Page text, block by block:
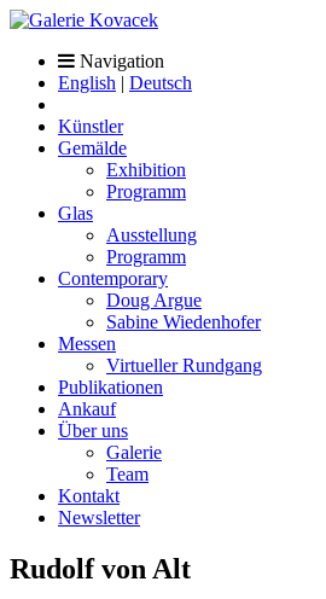
Navigation
English | Deutsch
Künstler
Gemälde
Exhibition
Programm
Glas
Ausstellung
Programm
Contemporary
Doug Argue
Sabine Wiedenhofer
Messen
Virtueller Rundgang
Publikationen
Ankauf
Über uns
Galerie
Team
Kontakt
Newsletter
Rudolf von Alt